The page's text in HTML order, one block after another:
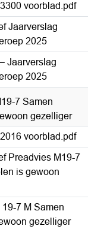
voorblad.pdf
Jaarverslag
2025
Jaarverslag
2025
7 Samen
gezelliger
voorblad.pdf
Preadvies M19-7
is gewoon
7 M Samen
gezelliger